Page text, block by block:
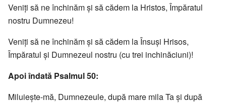
Veniți să ne închinăm și să cădem la Hristos, Împăratul
nostru Dumnezeu!
Veniți să ne închinăm și să cădem la Însuși Hrisos,
Împăratul și Dumnezeul nostru (cu trei inchinăciuni)!
Apoi îndată Psalmul 50:
Miluiește-mă, Dumnezeule, după mare mila Ta și după